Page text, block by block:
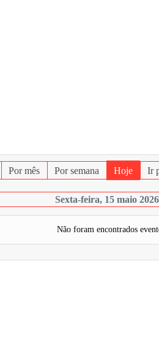
Por mês Por semana Hoje Ir
Sexta-feira, 15 maio 2026
Não foram encontrados